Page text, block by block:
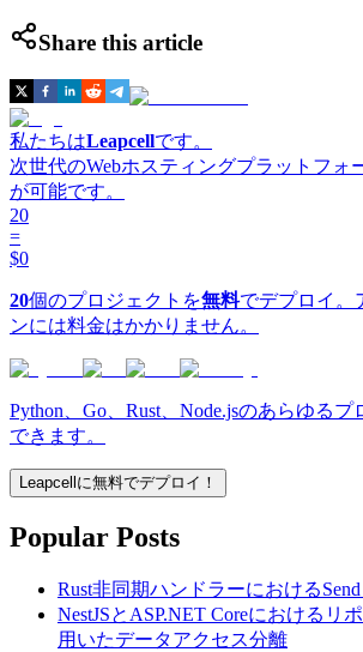
Share this article
私たちはLeapcellです。
次世代のWebホスティングプラットフォ
が可能です。
20
=
$0
20個のプロジェクトを無料でデプロイ。
ンには料金はかかりません。
Python、Go、Rust、Node.jsのあらゆる
できます。
Leapcellに無料でデプロイ！
Popular Posts
Rust非同期ハンドラーにおける
NestJSとASP.NET Coreにおけるリ
用いたデータアクセス分離